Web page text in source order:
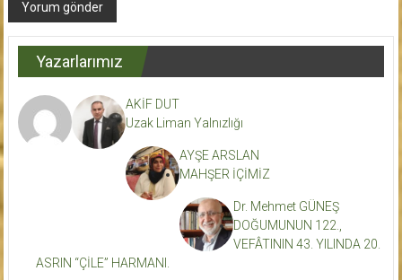
Yazarlarımız
AKİF DUT
Uzak Liman Yalnızlığı
AYŞE ARSLAN
MAHŞER İÇİMİZ
Dr. Mehmet GÜNEŞ
DOĞUMUNUN 122.,
VEFÂTININ 43. YILINDA 20.
ASRIN “ÇİLE” HARMANI.